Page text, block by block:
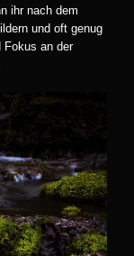
ihr nach dem
und oft genug
Fokus an der